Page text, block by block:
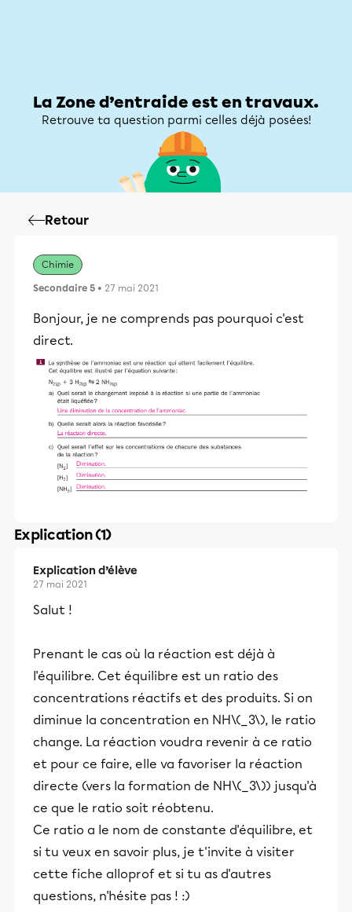
La Zone d’entraide est en travaux.
Retrouve ta question parmi celles déjà posées!
Retour
Chimie
Secondaire 5 • 27 mai 2021
Bonjour, je ne comprends pas pourquoi c'est
direct.
Explication (1)
Explication d’élève
27 mai 2021
Salut !
Prenant le cas où la réaction est déjà à
l'équilibre. Cet équilibre est un ratio des
concentrations réactifs et des produits. Si on
diminue la concentration en NH\(_3\), le ratio
change. La réaction voudra revenir à ce ratio
et pour ce faire, elle va favoriser la réaction
directe (vers la formation de NH\(_3\)) jusqu'à
ce que le ratio soit réobtenu.
Ce ratio a le nom de constante d'équilibre, et
si tu veux en savoir plus, je t'invite à visiter
cette fiche alloprof et si tu as d'autres
questions, n'hésite pas ! :)